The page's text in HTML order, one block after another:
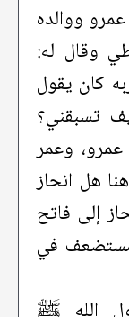
ووالده
وقال له:
كان يقول
تسبقني؟
وعمر
هل انحاز
إلى فاتح
في